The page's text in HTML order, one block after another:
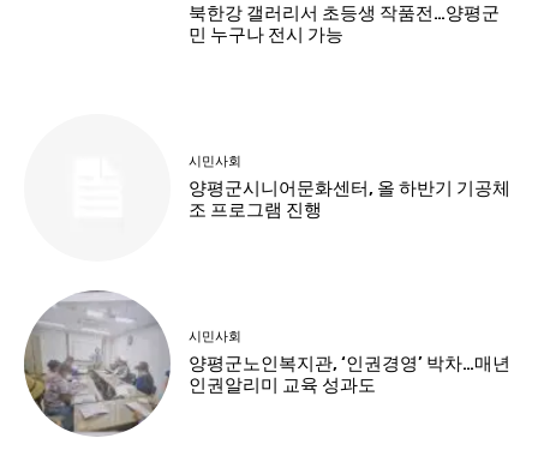
북한강 갤러리서 초등생 작품전…양평군
민 누구나 전시 가능
시민사회
양평군시니어문화센터, 올 하반기 기공체
조 프로그램 진행
시민사회
양평군노인복지관, ‘인권경영’ 박차…매년
인권알리미 교육 성과도